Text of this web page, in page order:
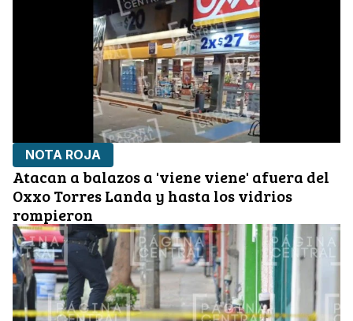
NOTA ROJA
Atacan a balazos a 'viene viene' afuera del
Oxxo Torres Landa y hasta los vidrios
rompieron